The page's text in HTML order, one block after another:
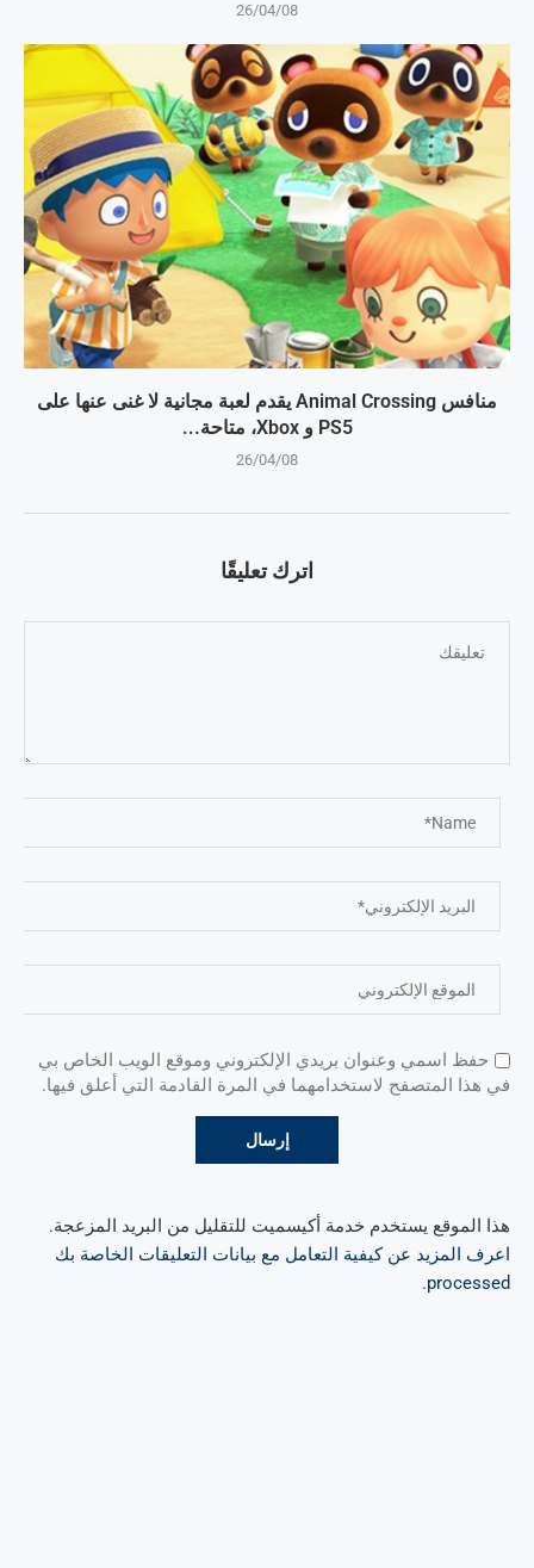
26/04/08
منافس Animal Crossing يقدم لعبة مجانية لا غنى عنها على
PS5 و Xbox، متاحة...
26/04/08
اترك تعليقًا
حفظ اسمي وعنوان بريدي الإلكتروني وموقع الويب الخاص بي
في هذا المتصفح لاستخدامهما في المرة القادمة التي أعلق فيها.
هذا الموقع يستخدم خدمة أكيسميت للتقليل من البريد المزعجة.
اعرف المزيد عن كيفية التعامل مع بيانات التعليقات الخاصة بك
processed
.